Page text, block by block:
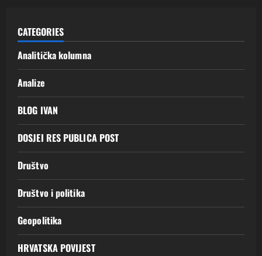
CATEGORIES
Analitička kolumna
Analize
BLOG IVAN
DOSJEI RES PUBLICA POST
Društvo
Društvo i politika
Geopolitika
HRVATSKA POVIJEST